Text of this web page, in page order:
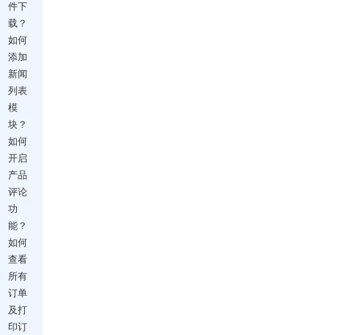
件下
载？
如何
添加
新闻
列表
模
块？
如何
开启
产品
评论
功
能？
如何
查看
所有
订单
及打
印订